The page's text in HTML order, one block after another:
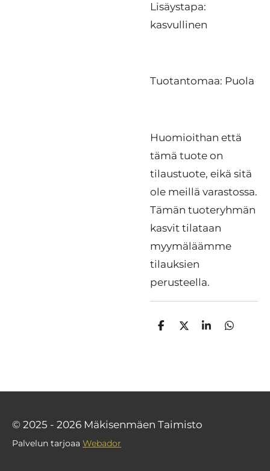
Lisäystapa:
kasvullinen
Tuotantomaa: Puola
Huomioithan että
tämä tuote on
tilaustuote, eikä sitä
ole meillä varastossa.
Tämän tuoteryhmän
kasvit tilataan
myymäläämme
tilauksien
perusteella.
J
J
J
J
© 2025 - 2026 Mäkisenmäen Taimisto
Palvelun tarjoaa Webador